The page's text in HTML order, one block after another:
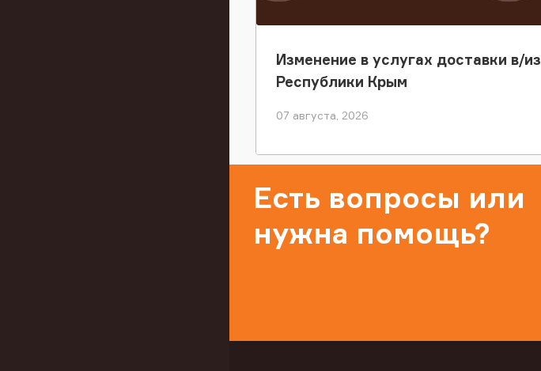
Изменение в услугах доставки в/из
Республики Крым
07 августа, 2026
Есть вопросы или
нужна помощь?